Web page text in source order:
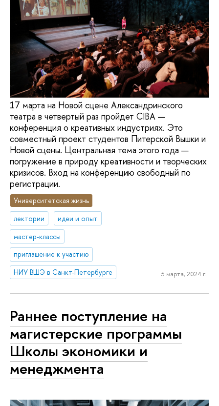
17 марта на Новой сцене Александринского
театра в четвертый раз пройдет CIBA —
конференция о креативных индустриях. Это
совместный проект студентов Питерской Вышки и
Новой сцены. Центральная тема этого года —
погружение в природу креативности и творческих
кризисов. Вход на конференцию свободный по
регистрации.
Университетская жизнь
лектории
идеи и опыт
мастер-классы
приглашение к участию
НИУ ВШЭ в Санкт-Петербурге
5 марта, 2024 г.
Раннее поступление на
магистерские программы
Школы экономики и
менеджмента